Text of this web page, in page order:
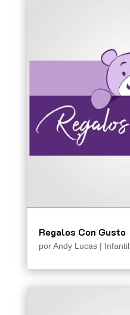
Regalos Con Gusto
porAndy Lucas| Infantil,